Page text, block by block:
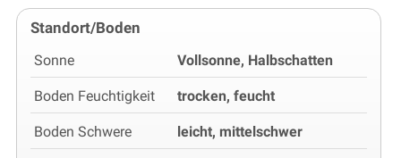
Standort/Boden
Sonne Vollsonne, Halbschatten
Boden Feuchtigkeit trocken, feucht
Boden Schwere leicht, mittelschwer